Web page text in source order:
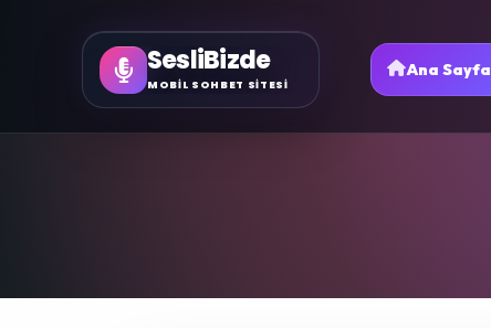
SesliBizde
MOBİL SOHBET SİTESİ
Ana Sayfa